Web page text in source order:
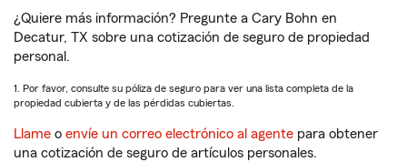
¿Quiere más información? Pregunte a Cary Bohn en
Decatur, TX sobre una cotización de seguro de propiedad
personal.
1. Por favor, consulte su póliza de seguro para ver una lista completa de la
propiedad cubierta y de las pérdidas cubiertas.
Llame o envíe un correo electrónico al agente para obtener
una cotización de seguro de artículos personales.